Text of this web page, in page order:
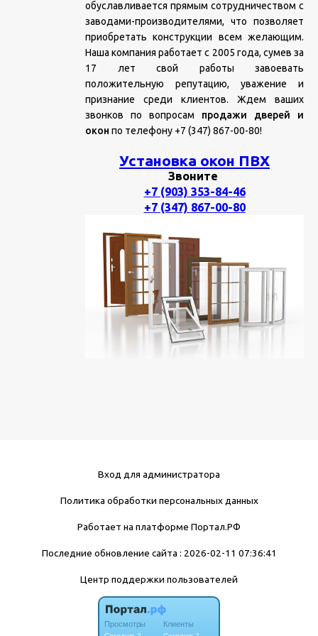
обуславливается прямым сотрудничеством с
заводами-производителями, что позволяет
приобретать конструкции всем желающим.
Наша компания работает с 2005 года, сумев за
17 лет свой работы завоевать
положительную репутацию, уважение и
признание среди клиентов. Ждем ваших
звонков по вопросам продажи дверей и
окон по телефону +7 (347) 867-00-80!
Установка окон ПВХ
Звоните
+7 (903) 353-84-46
+7 (347) 867-00-80
Вход для администратора
Политика обработки персональных данных
Работает на платформе Портал.РФ
Последние обновление сайта : 2026-02-11 07:36:41
Центр поддержки пользователей